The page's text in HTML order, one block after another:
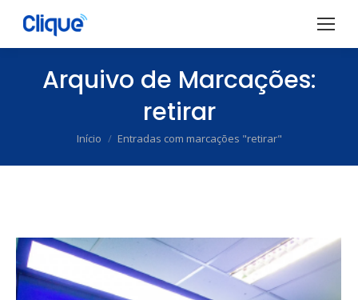
Arquivo de Marcações:
retirar
Você está aqui:
Início Entradas com marcações "retirar"